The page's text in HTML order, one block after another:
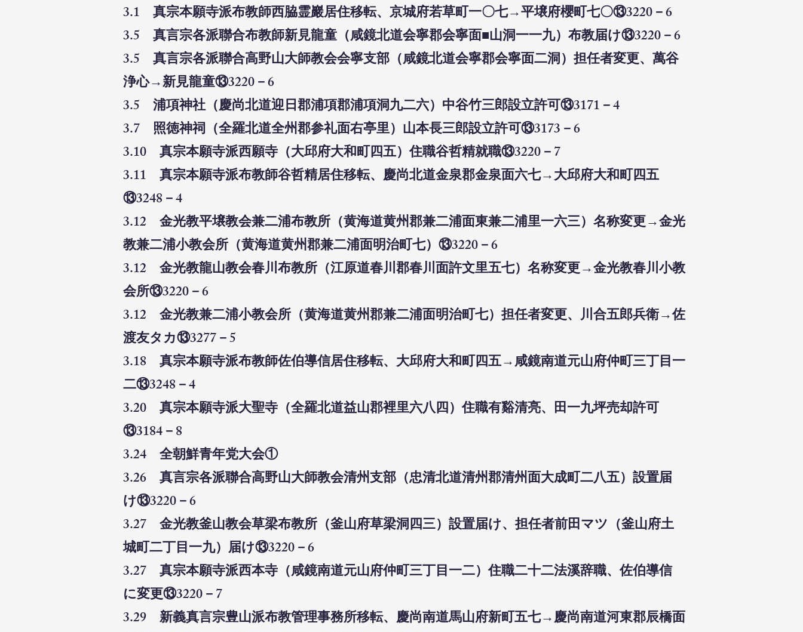
3.1 真宗本願寺派布教師西脇霊巖居住移転、京城府若草町一〇七→平壌府櫻町七〇⑬3220－6
3.5 真言宗各派聯合布教師新見龍童（咸鏡北道会寧郡会寧面■山洞一一九）布教届け⑬3220－6
3.5 真言宗各派聯合高野山大師教会会寧支部（咸鏡北道会寧郡会寧面二洞）担任者変更、萬谷
浄心→新見龍童⑬3220－6
3.5 浦項神社（慶尚北道迎日郡浦項郡浦項洞九二六）中谷竹三郎設立許可⑬3171－4
3.7 照徳神祠（全羅北道全州郡参礼面右亭里）山本長三郎設立許可⑬3173－6
3.10 真宗本願寺派西願寺（大邱府大和町四五）住職谷哲精就職⑬3220－7
3.11 真宗本願寺派布教師谷哲精居住移転、慶尚北道金泉郡金泉面六七→大邱府大和町四五
⑬3248－4
3.12 金光教平壌教会兼二浦布教所（黄海道黄州郡兼二浦面東兼二浦里一六三）名称変更→金光
教兼二浦小教会所（黄海道黄州郡兼二浦面明治町七）⑬3220－6
3.12 金光教龍山教会春川布教所（江原道春川郡春川面許文里五七）名称変更→金光教春川小教
会所⑬3220－6
3.12 金光教兼二浦小教会所（黄海道黄州郡兼二浦面明治町七）担任者変更、川合五郎兵衛→佐
渡友タカ⑬3277－5
3.18 真宗本願寺派布教師佐伯導信居住移転、大邱府大和町四五→咸鏡南道元山府仲町三丁目一
二⑬3248－4
3.20 真宗本願寺派大聖寺（全羅北道益山郡裡里六八四）住職有谿清亮、田一九坪売却許可
⑬3184－8
3.24 全朝鮮青年党大会①
3.26 真言宗各派聯合高野山大師教会清州支部（忠清北道清州郡清州面大成町二八五）設置届
け⑬3220－6
3.27 金光教釜山教会草梁布教所（釜山府草梁洞四三）設置届け、担任者前田マツ（釜山府土
城町二丁目一九）届け⑬3220－6
3.27 真宗本願寺派西本寺（咸鏡南道元山府仲町三丁目一二）住職二十二法溪辞職、佐伯導信
に変更⑬3220－7
3.29 新義真言宗豊山派布教管理事務所移転、慶尚南道馬山府新町五七→慶尚南道河東郡辰橋面